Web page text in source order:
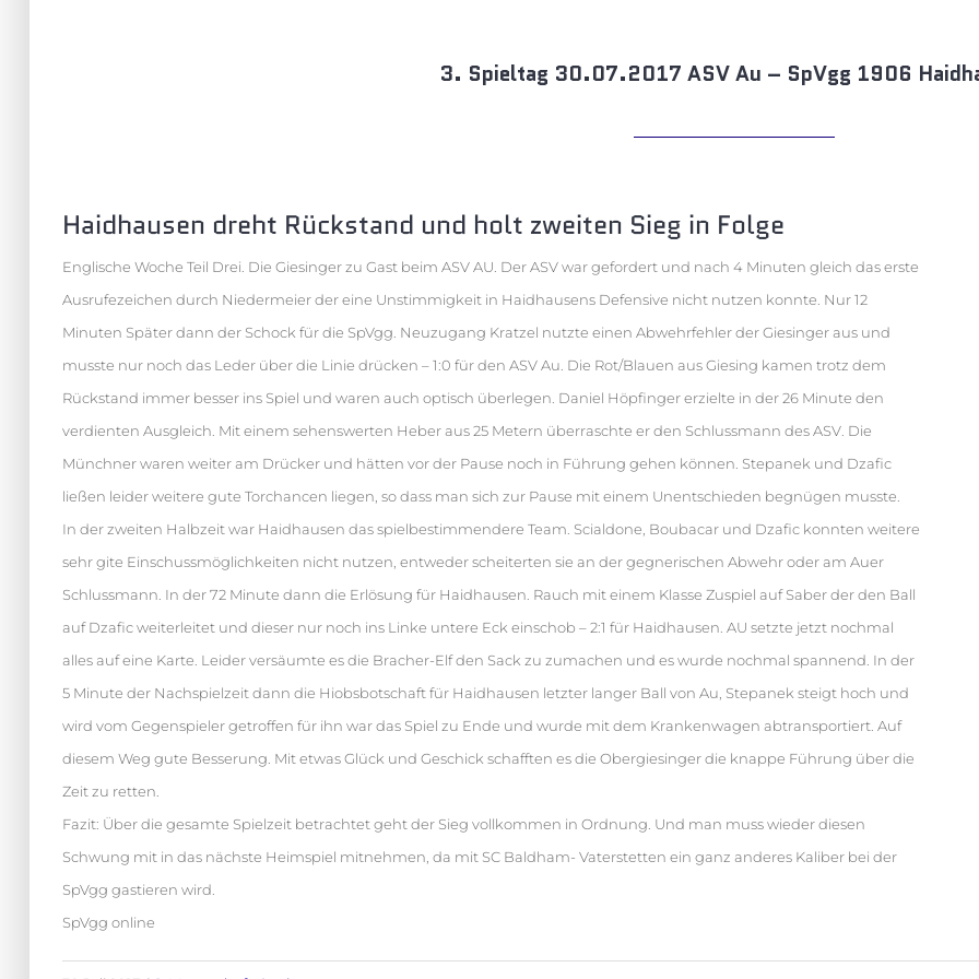
3. Spieltag 30.07.2017 ASV Au – SpVgg 1906
Haidhausen dreht Rückstand und holt zweiten Sieg in Folge
Englische Woche Teil Drei. Die Giesinger zu Gast beim ASV AU. Der ASV war gefordert und nach 4 Minuten gleich das erste
Ausrufezeichen durch Niedermeier der eine Unstimmigkeit in Haidhausens Defensive nicht nutzen konnte. Nur 12
Minuten Später dann der Schock für die SpVgg. Neuzugang Kratzel nutzte einen Abwehrfehler der Giesinger aus und
musste nur noch das Leder über die Linie drücken – 1:0 für den ASV Au. Die Rot/Blauen aus Giesing kamen trotz dem
Rückstand immer besser ins Spiel und waren auch optisch überlegen. Daniel Höpfinger erzielte in der 26 Minute den
verdienten Ausgleich. Mit einem sehenswerten Heber aus 25 Metern überraschte er den Schlussmann des ASV. Die
Münchner waren weiter am Drücker und hätten vor der Pause noch in Führung gehen können. Stepanek und Dzafic
ließen leider weitere gute Torchancen liegen, so dass man sich zur Pause mit einem Unentschieden begnügen musste.
In der zweiten Halbzeit war Haidhausen das spielbestimmendere Team. Scialdone, Boubacar und Dzafic konnten weitere
sehr gite Einschussmöglichkeiten nicht nutzen, entweder scheiterten sie an der gegnerischen Abwehr oder am Auer
Schlussmann. In der 72 Minute dann die Erlösung für Haidhausen. Rauch mit einem Klasse Zuspiel auf Saber der den Ball
auf Dzafic weiterleitet und dieser nur noch ins Linke untere Eck einschob – 2:1 für Haidhausen. AU setzte jetzt nochmal
alles auf eine Karte. Leider versäumte es die Bracher-Elf den Sack zu zumachen und es wurde nochmal spannend. In der
5 Minute der Nachspielzeit dann die Hiobsbotschaft für Haidhausen letzter langer Ball von Au, Stepanek steigt hoch und
wird vom Gegenspieler getroffen für ihn war das Spiel zu Ende und wurde mit dem Krankenwagen abtransportiert. Auf
diesem Weg gute Besserung. Mit etwas Glück und Geschick schafften es die Obergiesinger die knappe Führung über die
Zeit zu retten.
Fazit: Über die gesamte Spielzeit betrachtet geht der Sieg vollkommen in Ordnung. Und man muss wieder diesen
Schwung mit in das nächste Heimspiel mitnehmen, da mit SC Baldham- Vaterstetten ein ganz anderes Kaliber bei der
SpVgg gastieren wird.
SpVgg online